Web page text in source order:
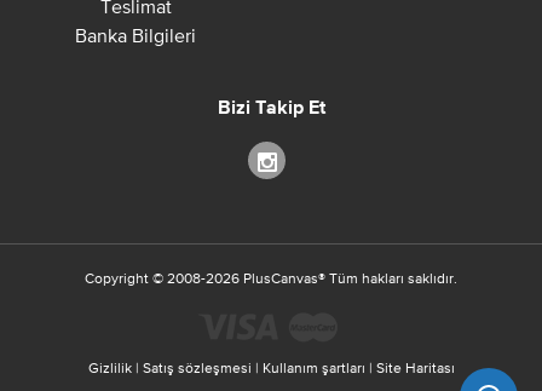
Teslimat
Banka Bilgileri
Bizi Takip Et
Copyright © 2008-2026 PlusCanvas® Tüm hakları saklıdır.
Gizlilik| Satış sözleşmesi | Kullanım şartları | Site Haritası